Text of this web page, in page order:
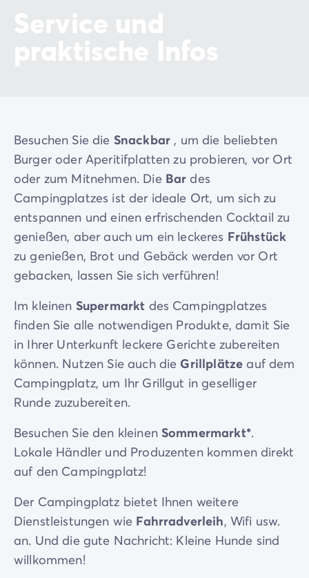
Besuchen Sie die Snackbar , um die beliebten
Burger oder Aperitifplatten zu probieren, vor Ort
oder zum Mitnehmen. Die Bardes
Campingplatzes ist der ideale Ort, um sich zu
entspannen und einen erfrischenden Cocktail zu
genießen, aber auch um ein leckeres Frühstück
zu genießen, Brot und Gebäck werden vor Ort
gebacken, lassen Sie sich verführen!
Im kleinen Supermarkt des Campingplatzes
finden Sie alle notwendigen Produkte, damit Sie
in Ihrer Unterkunft leckere Gerichte zubereiten
können. Nutzen Sie auch die Grillplätze auf dem
Campingplatz, um Ihr Grillgut in geselliger
Runde zuzubereiten.
Besuchen Sie den kleinen Sommermarkt*.
Lokale Händler und Produzenten kommen direkt
auf den Campingplatz!
Der Campingplatz bietet Ihnen weitere
Dienstleistungen wie Fahrradverleih, Wifi usw.
an. Und die gute Nachricht: Kleine Hunde sind
willkommen!